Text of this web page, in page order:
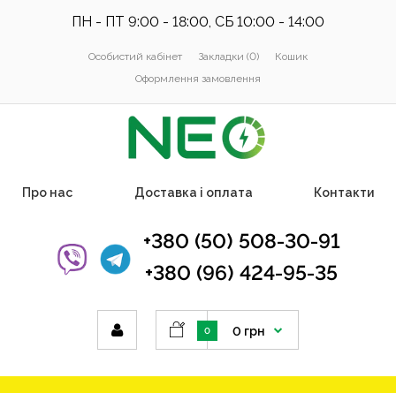
ПН - ПТ 9:00 - 18:00, СБ 10:00 - 14:00
Особистий кабінет Закладки (0)
Кошик
Оформлення замовлення
Про нас Доставка і оплата Контакти
+380 (50) 508-30-91
+380 (96) 424-95-35
0 0 грн